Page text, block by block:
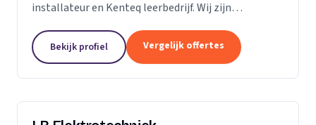
installateur en Kenteq leerbedrijf. Wij zijn
Utrecht.Bekijk profiel Vergelijk offertes